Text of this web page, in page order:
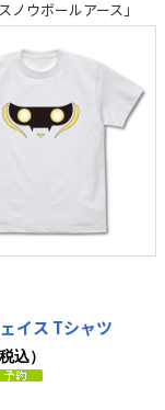
ノウボールアース」
イス Tシャツ
込）